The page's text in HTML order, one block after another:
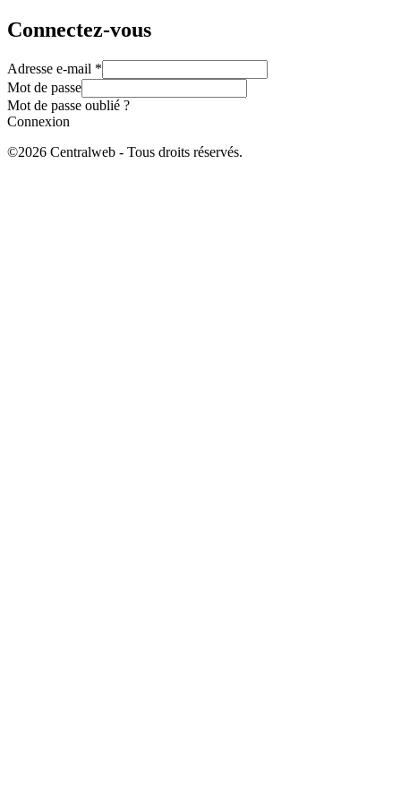
Connectez-vous
Adresse e-mail *
Mot de passe
Mot de passe oublié ?
Connexion
©2026 Centralweb - Tous droits réservés.